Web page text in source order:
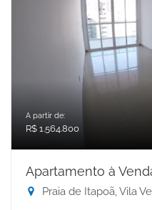
A partir de:
R$ 1.564.800
Apartamento à
Praia de Itapoã, Vila